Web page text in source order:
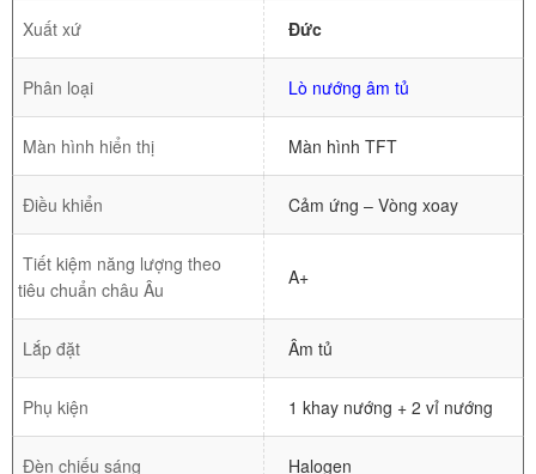
Xuất xứ Đức
Phân loại Lò nướng âm tủ
Màn hình hiển thị Màn hình TFT
Điều khiển Cảm ứng – Vòng xoay
Tiết kiệm năng lượng theo
tiêu chuẩn châu Âu
A+
Lắp đặt Âm tủ
Phụ kiện 1 khay nướng + 2 vỉ nướng
Đèn chiếu sáng Halogen